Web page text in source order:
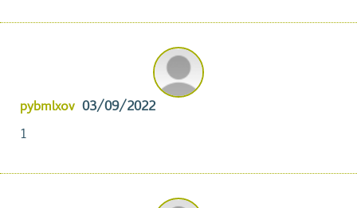
pybmlxov 03/09/2022
1